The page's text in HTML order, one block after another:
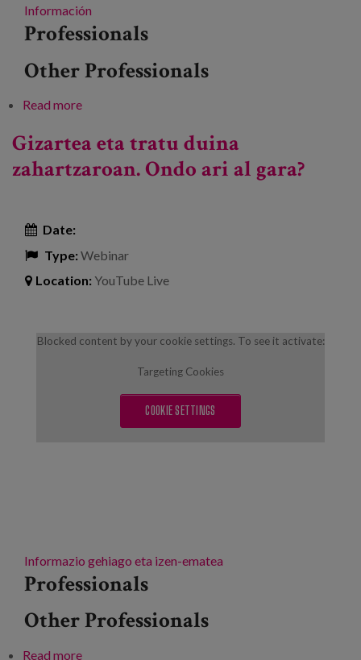
Información
Professionals
Other Professionals
Read moreabout Jornada sobre el buen trato hacia las
Gizartea eta tratu duina
zahartzaroan. Ondo ari al gara?
Date:
Type:Webinar
Location: YouTube Live
Blocked content by your cookie settings. To see it activate:
Targeting Cookies
COOKIE SETTINGS
Informazio gehiago eta izen-ematea
Professionals
Other Professionals
Read moreabout Gizartea eta tratu duina zahartzaroan. Ondo